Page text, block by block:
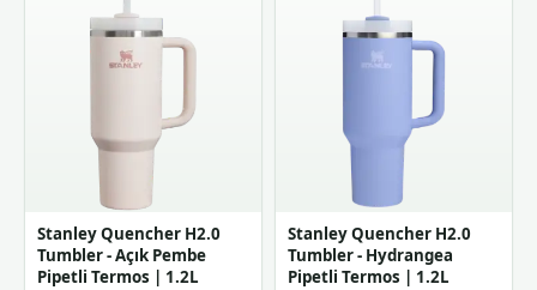
Stanley Quencher H2.0
Tumbler - Açık Pembe
Pipetli Termos | 1.2L
Stanley Quencher H2.0
Tumbler - Hydrangea
Pipetli Termos | 1.2L